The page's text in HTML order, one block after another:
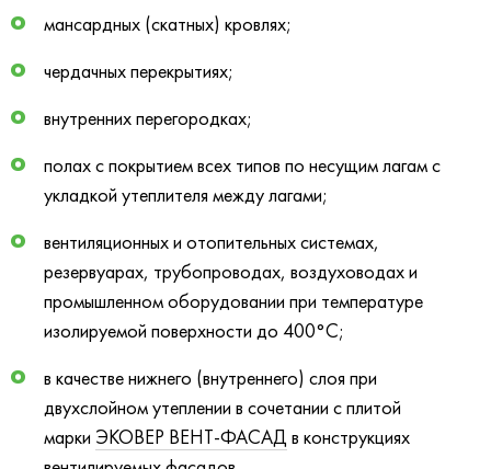
мансардных (скатных) кровлях;
чердачных перекрытиях;
внутренних перегородках;
полах с покрытием всех типов по несущим лагам с
укладкой утеплителя между лагами;
вентиляционных и отопительных системах,
резервуарах, трубопроводах, воздуховодах и
промышленном оборудовании при температуре
изолируемой поверхности до 400°С;
в качестве нижнего (внутреннего) слоя при
двухслойном утеплении в сочетании с плитой
марки ЭКОВЕР ВЕНТ-ФАСАД в конструкциях